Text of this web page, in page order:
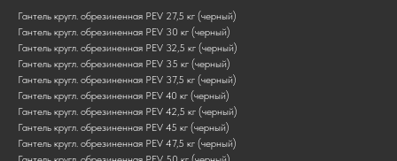
Гантель кругл. обрезиненная PEV 27,5 кг (черный)
Гантель кругл. обрезиненная PEV 30 кг (черный)
Гантель кругл. обрезиненная PEV 32,5 кг (черный)
Гантель кругл. обрезиненная PEV 35 кг (черный)
Гантель кругл. обрезиненная PEV 37,5 кг (черный)
Гантель кругл. обрезиненная PEV 40 кг (черный)
Гантель кругл. обрезиненная PEV 42,5 кг (черный)
Гантель кругл. обрезиненная PEV 45 кг (черный)
Гантель кругл. обрезиненная PEV 47,5 кг (черный)